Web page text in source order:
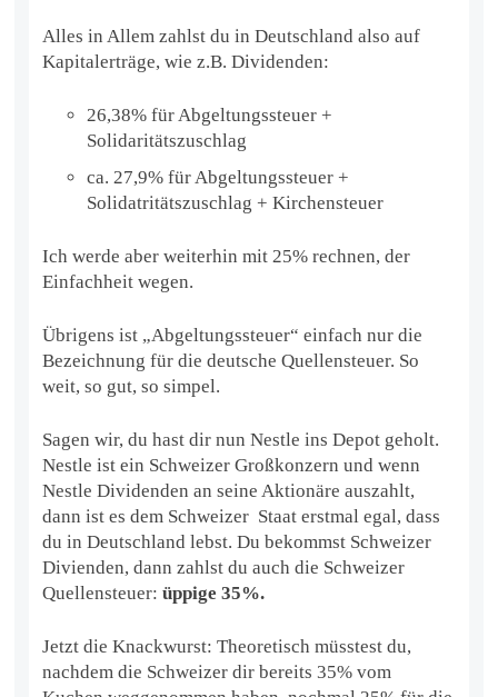
Alles in Allem zahlst du in Deutschland also auf
Kapitalerträge, wie z.B. Dividenden:
26,38% für Abgeltungssteuer +
Solidaritätszuschlag
ca. 27,9% für Abgeltungssteuer +
Solidatritätszuschlag + Kirchensteuer
Ich werde aber weiterhin mit 25% rechnen, der
Einfachheit wegen.
Übrigens ist „Abgeltungssteuer“ einfach nur die
Bezeichnung für die deutsche Quellensteuer. So
weit, so gut, so simpel.
Sagen wir, du hast dir nun Nestle ins Depot geholt.
Nestle ist ein Schweizer Großkonzern und wenn
Nestle Dividenden an seine Aktionäre auszahlt,
dann ist es dem Schweizer Staat erstmal egal, dass
du in Deutschland lebst. Du bekommst Schweizer
Divienden, dann zahlst du auch die Schweizer
Quellensteuer:üppige 35%.
Jetzt die Knackwurst: Theoretisch müsstest du,
nachdem die Schweizer dir bereits 35% vom